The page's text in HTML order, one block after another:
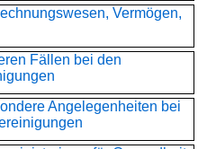
Vermögen,
Fällen bei den
Angelegenheiten bei